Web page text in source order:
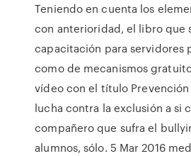
Teniendo en cuenta los
con anterioridad, el libro que
capacitación para servidores
como de mecanismos
vídeo con el título
lucha contra la exclusión a si
compañero que sufra el
alumnos, sólo. 5 Mar 2016